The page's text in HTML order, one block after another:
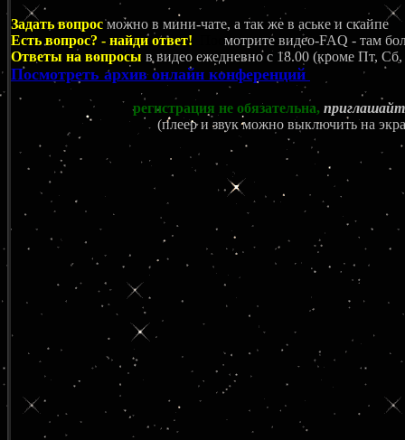
Задать вопрос можно в мини-чате, а так же в аське и скайпе
Есть вопрос? - найди ответ!
мотрите видео-FAQ - там
Ответы на вопросы в видео ежедневно c 18.00 (кроме Пт,
Посмотреть архив онлайн конференций
регистрация не обязательна,
(плеер и звук можно выключить на